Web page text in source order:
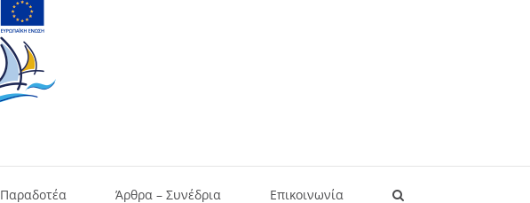
Παραδοτέα Άρθρα – Συνέδρια Επικοινωνία